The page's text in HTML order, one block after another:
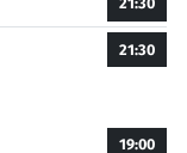
21:30
19:00